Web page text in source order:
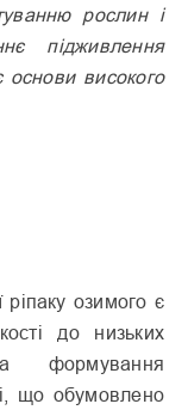
рослин і
підживлення
основи високого
ріпаку озимого є
до низьких
формування
що обу­мовлено